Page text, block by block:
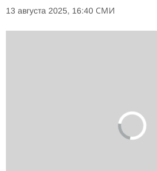
13 августа 2025, 16:40 СМИ